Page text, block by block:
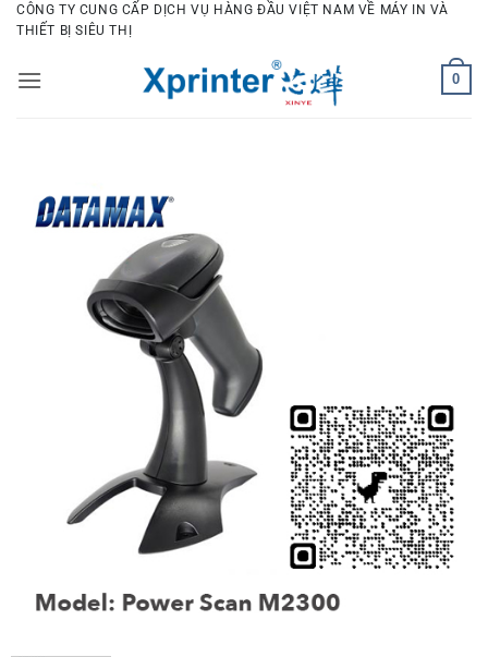
Bỏ
qua
dung
CÔNG TY CUNG CẤP DỊCH VỤ HÀNG ĐẦU VIỆT NAM VỀ MÁY IN VÀ
THIẾT BỊ SIÊU THỊ
0